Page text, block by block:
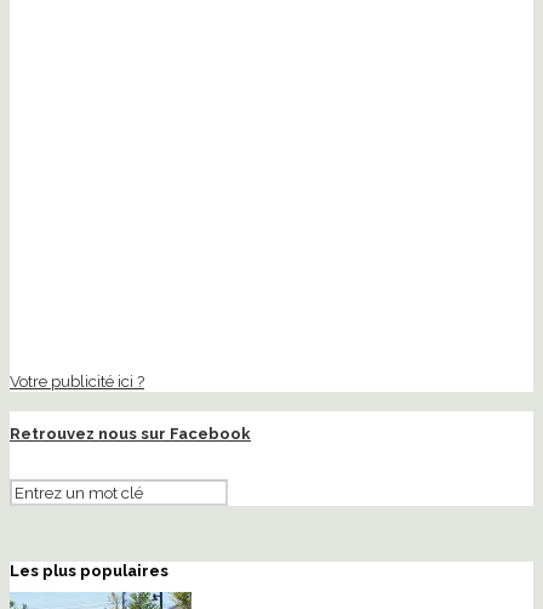
Votre publicité ici ?
Retrouvez nous sur Facebook
Les plus populaires